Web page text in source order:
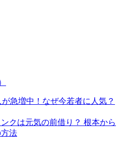
急増中！なぜ今若者に人気？
クは元気の前借り？ 根本から
法